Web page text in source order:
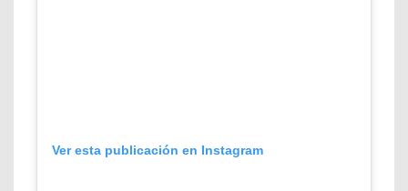
Ver esta publicación en Instagram